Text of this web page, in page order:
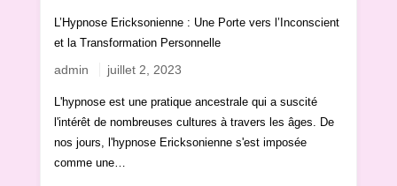
L’Hypnose Ericksonienne : Une Porte vers l’Inconscient
et la Transformation Personnelle
admin juillet 2, 2023
L'hypnose est une pratique ancestrale qui a suscité
l'intérêt de nombreuses cultures à travers les âges. De
nos jours, l'hypnose Ericksonienne s'est imposée
comme une…